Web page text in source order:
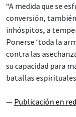
“A medida que se
conversión,
inhóspitos, a
Ponerse ‘toda la
contra las
su capacidad para
batallas espirituales
— Publicación en